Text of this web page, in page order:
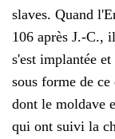
slaves. Quand
106 après J.-C.,
s'est implantée
sous forme de
dont le moldave
qui ont suivi la